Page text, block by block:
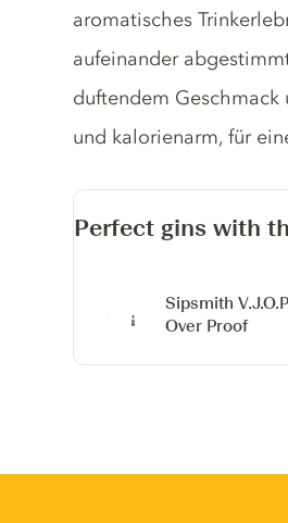
aromatisches
aufeinander
duftendem
und kalorienarm, für
Perfect gins with
Sipsmith
Over Proof